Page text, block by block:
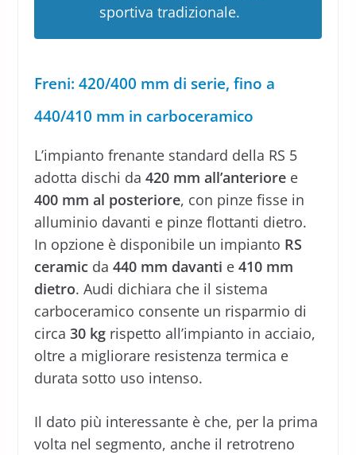
sportiva tradizionale.
Freni: 420/400 mm di serie, fino a
440/410 mm in carboceramico
L’impianto frenante standard della RS 5
adotta dischi da 420 mm all’anterioree
400 mm al posteriore, con pinze fisse in
alluminio davanti e pinze flottanti dietro.
In opzione è disponibile un impianto RS
ceramicda 440 mm davanti e 410 mm
dietro. Audi dichiara che il sistema
carboceramico consente un risparmio di
circa 30 kgrispetto all’impianto in acciaio,
oltre a migliorare resistenza termica e
durata sotto uso intenso.
Il dato più interessante è che, per la prima
volta nel segmento, anche il retrotreno